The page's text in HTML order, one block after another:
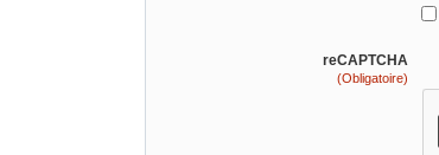
reCAPTCHA
(Obligatoire)